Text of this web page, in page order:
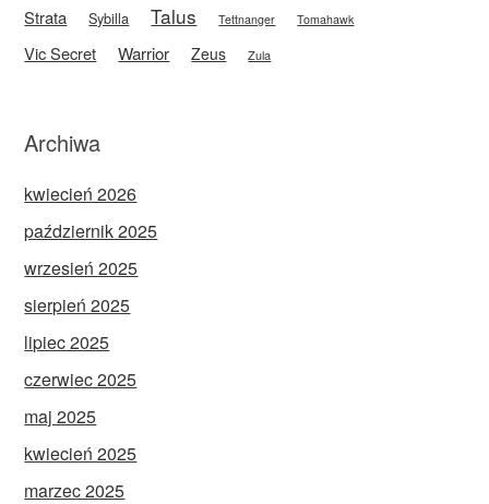
Strata Sybilla Talus Tettnanger Tomahawk
Vic Secret Warrior Zeus Zula
Archiwa
kwiecień 2026
październik 2025
wrzesień 2025
sierpień 2025
lipiec 2025
czerwiec 2025
maj 2025
kwiecień 2025
marzec 2025